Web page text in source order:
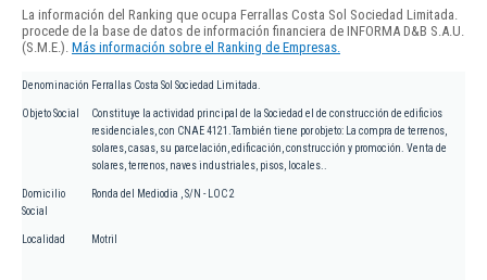
La información del Ranking que ocupa Ferrallas Costa Sol Sociedad Limitada.
procede de la base de datos de información financiera de INFORMA D&B S.A.U.
(S.M.E.). Más información sobre el Ranking de Empresas.
Denominación Ferrallas Costa Sol Sociedad Limitada.
Objeto Social
Constituye la actividad principal de la Sociedad el de construcción de edificios
residenciales, con CNAE 4121.También tiene por objeto: La compra de terrenos,
solares, casas, su parcelación, edificación, construcción y promoción. Venta de
solares, terrenos, naves industriales, pisos, locales..
Domicilio
Social
Ronda del Mediodia , S/N - LOC 2
Localidad Motril